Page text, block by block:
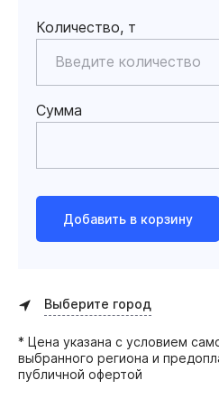
Количество, т
Сумма
Добавить в корзину
Выберите город
* Цена указана с условием
выбранного региона и
публичной офертой